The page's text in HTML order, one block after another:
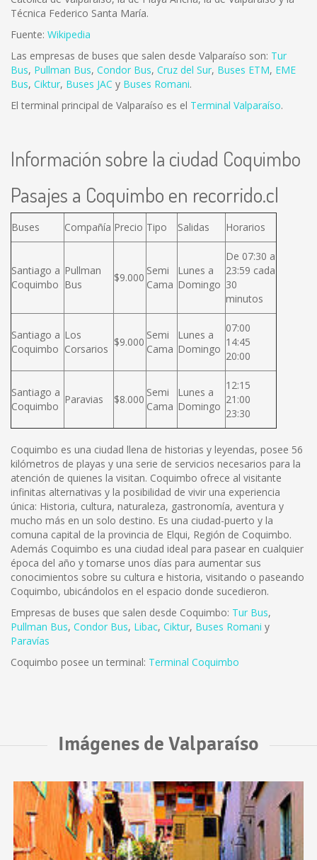
Técnica Federico Santa María.
Fuente: Wikipedia
Las empresas de buses que salen desde Valparaíso son: Tur
Bus, Pullman Bus, Condor Bus, Cruz del Sur, Buses ETM, EME
Bus, Ciktur, Buses JAC y Buses Romani.
El terminal principal de Valparaíso es el Terminal Valparaíso.
Información sobre la ciudad Coquimbo
Pasajes a Coquimbo en recorrido.cl
Buses Compañía Precio Tipo Salidas Horarios
Santiago a
Coquimbo
Pullman
Bus
$9.000
Semi
Cama
Lunes a
Domingo
De 07:30 a
23:59 cada
30
minutos
Santiago a
Coquimbo
Los
Corsarios
$9.000
Semi
Cama
Lunes a
Domingo
07:00
14:45
20:00
Santiago a
Coquimbo
Paravias $8.000
Semi
Cama
Lunes a
Domingo
12:15
21:00
23:30
Coquimbo es una ciudad llena de historias y leyendas, posee 56
kilómetros de playas y una serie de servicios necesarios para la
atención de quienes la visitan. Coquimbo ofrece al visitante
infinitas alternativas y la posibilidad de vivir una experiencia
única: Historia, cultura, naturaleza, gastronomía, aventura y
mucho más en un solo destino. Es una ciudad-puerto y la
comuna capital de la provincia de Elqui, Región de Coquimbo.
Además Coquimbo es una ciudad ideal para pasear en cualquier
época del año y tomarse unos días para aumentar sus
conocimientos sobre su cultura e historia, visitando o paseando
Coquimbo, ubicándolos en el espacio donde sucedieron.
Empresas de buses que salen desde Coquimbo: Tur Bus,
Pullman Bus, Condor Bus, Libac, Ciktur, Buses Romani y
Paravías
Coquimbo posee un terminal: Terminal Coquimbo
Imágenes de Valparaíso